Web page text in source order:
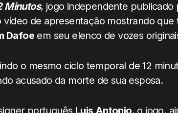
Minutos, jogo independente publicado
vídeo de apresentação mostrando que
Dafoe em seu elenco de vozes
o mesmo ciclo temporal de 12
acusado da morte de sua esposa.
português Luis Antonio, o jogo,